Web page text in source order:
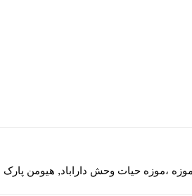
موزه ،موزه حیات وحش داراباد, هیومن پارک